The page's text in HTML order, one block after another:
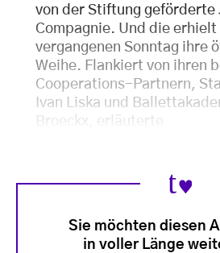
von der Stiftung geförderte
Compagnie. Und die erhielt
vergangenen Sonntag ihre
Weihe. Flankiert von ihren
Cooperations-Partnern,
Ivan Liska und
Broeckx, erläuterte
Sie möchten diesen
in voller Länge